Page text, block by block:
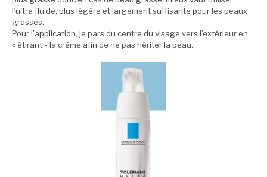
l’ultra fluide, plus légère et largement suffisante pour les peaux
grasses.
Pour l’application, je pars du centre du visage vers l’extérieur en
« étirant » la crème afin de ne pas hériter la peau.